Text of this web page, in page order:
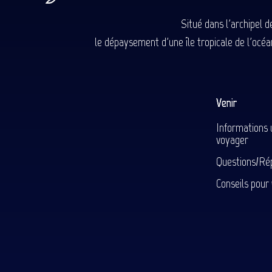
Situé dans l'archipel
le dépaysement d'une île tropicale de
Venir
Informations
voyager
Questions/
Conseils